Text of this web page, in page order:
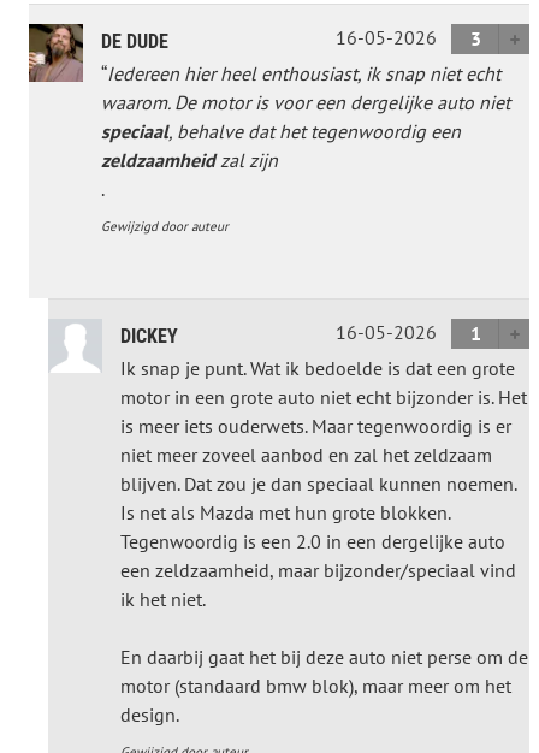
DE DUDE 16-05-2026
3
“Iedereen hier heel enthousiast, ik snap niet echt
waarom. De motor is voor een dergelijke auto niet
speciaal, behalve dat het tegenwoordig een
zeldzaamheidzal zijn
.
Gewijzigd door auteur
DICKEY 16-05-2026
1
Ik snap je punt. Wat ik bedoelde is dat een grote
motor in een grote auto niet echt bijzonder is. Het
is meer iets ouderwets. Maar tegenwoordig is er
niet meer zoveel aanbod en zal het zeldzaam
blijven. Dat zou je dan speciaal kunnen noemen.
Is net als Mazda met hun grote blokken.
Tegenwoordig is een 2.0 in een dergelijke auto
een zeldzaamheid, maar bijzonder/speciaal vind
ik het niet.
En daarbij gaat het bij deze auto niet perse om de
motor (standaard bmw blok), maar meer om het
design.